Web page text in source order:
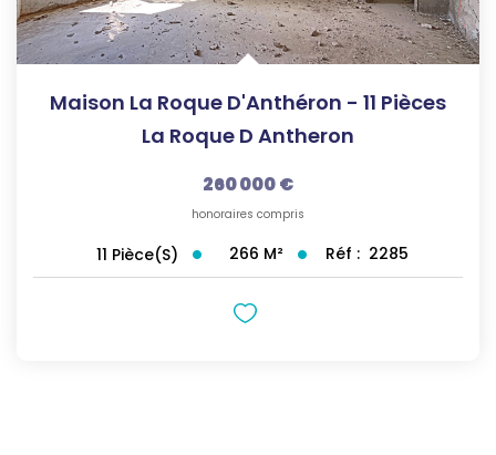
Maison La Roque D'Anthéron - 11 Pièces
La Roque D Antheron
260 000 €
honoraires compris
11 Pièce(s) 266 M² Réf : 2285